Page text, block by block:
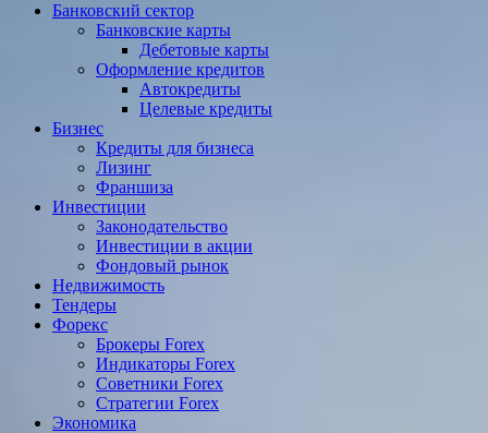
Банковский сектор
Банковские карты
Дебетовые карты
Оформление кредитов
Автокредиты
Целевые кредиты
Бизнес
Кредиты для бизнеса
Лизинг
Франшиза
Инвестиции
Законодательство
Инвестиции в акции
Фондовый рынок
Недвижимость
Тендеры
Форекс
Брокеры Forex
Индикаторы Forex
Советники Forex
Стратегии Forex
Экономика